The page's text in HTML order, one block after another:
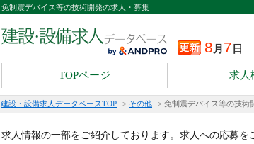
免制震デバイス等の技術開発の求人・募集
8 月 7 日
TOPページ 求人
建設・設備求人データベースTOP > その他 > 免制震デバイス等の技術
求人情報の一部をご紹介しております。求人への応募